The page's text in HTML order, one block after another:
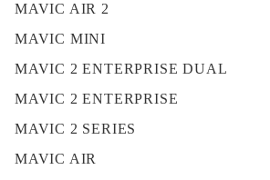
MAVIC AIR 2
MAVIC MINI
MAVIC 2 ENTERPRISE DUAL
MAVIC 2 ENTERPRISE
MAVIC 2 SERIES
MAVIC AIR